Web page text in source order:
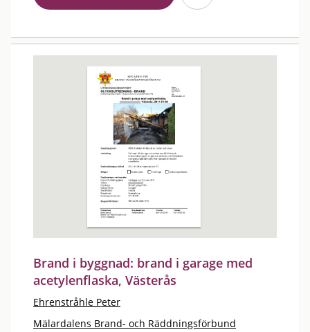
Brand i byggnad: brand i garage med
acetylenflaska, Västerås
Ehrenstråhle Peter
Mälardalens Brand- och Räddningsförbund